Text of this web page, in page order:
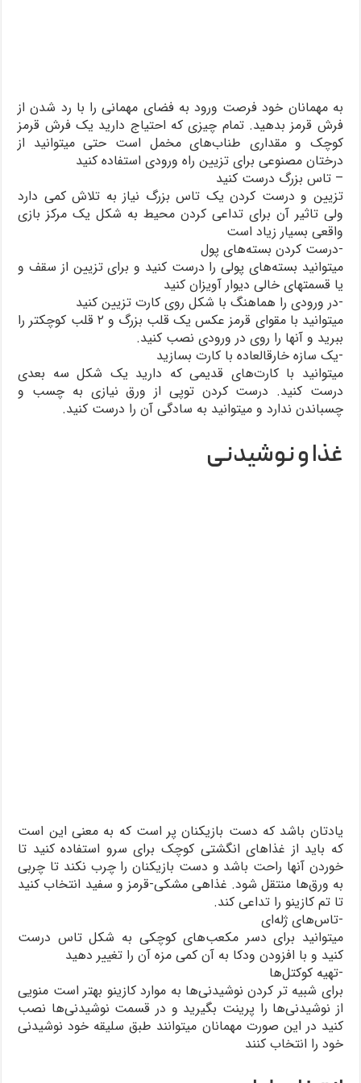
به مهمانان خود فرصت ورود به فضای مهمانی را با رد شدن از
فرش قرمز بدهید. تمام چیزی که احتیاج دارید یک فرش قرمز
کوچک و مقداری طناب‌های مخمل است حتی میتوانید از
درختان مصنوعی برای تزیین راه ورودی استفاده کنید
– تاس بزرگ درست کنید
تزیین و درست کردن یک تاس بزرگ نیاز به تلاش کمی دارد
ولی تاثیر آن برای تداعی کردن محیط به شکل یک مرکز بازی
واقعی بسیار زیاد است
-درست کردن بسته‌های پول
میتوانید بسته‌های پولی را درست کنید و برای تزیین از سقف و
یا قسمتهای خالی دیوار آویزان کنید
-در ورودی را هماهنگ با شکل روی کارت تزیین کنید
میتوانید با مقوای قرمز عکس یک قلب بزرگ و ۲ قلب کوچکتر را
ببرید و آنها را روی در ورودی نصب کنید.
-یک سازه خارقالعاده با کارت بسازید
میتوانید با کارت‌های قدیمی که دارید یک شکل سه بعدی
درست کنید. درست کردن توپی از ورق نیازی به چسب و
چسباندن ندارد و میتوانید به سادگی آن را درست کنید.
غذا و نوشیدنی
یادتان باشد که دست بازیکنان پر است که به معنی این است
که باید از غذاهای انگشتی کوچک برای سرو استفاده کنید تا
خوردن آنها راحت باشد و دست بازیکنان را چرب نکند تا چربی
به ورق‌ها منتقل شود. غذاهی مشکی-قرمز و سفید انتخاب کنید
تا تم کازینو را تداعی کند.
-تاس‌های ژله‌ای
میتوانید برای دسر مکعب‌های کوچکی به شکل تاس درست
کنید و با افزودن ودکا به آن کمی مزه آن را تغییر دهید
-تهیه کوکتل‌ها
برای شبیه تر کردن نوشیدنی‌ها به موارد کازینو بهتر است منویی
از نوشیدنی‌ها را پرینت بگیرید و در قسمت نوشیدنی‌ها نصب
کنید در این صورت مهمانان میتوانند طبق سلیقه خود نوشیدنی
خود را انتخاب کنند